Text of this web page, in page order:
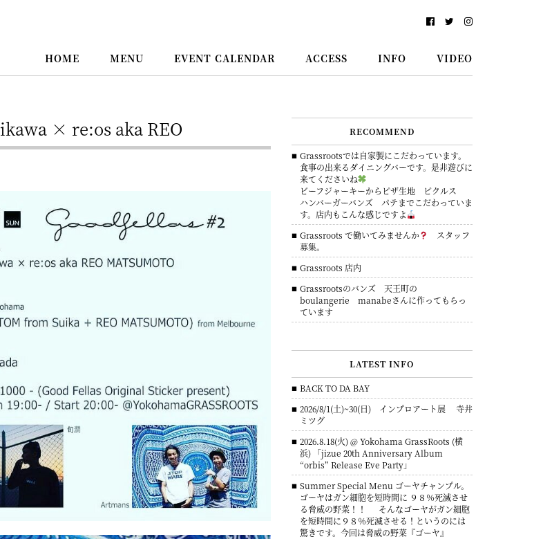
HOME MENU EVENT CALENDAR ACCESS INFO VIDEO
× re:os aka REO RECOMMEND
Grassrootsでは自家製にこだわっています。
食事の出来るダイニングバーです。是非遊びに
来てくださいね
ビーフジャーキーからピザ生地 ピクルス
ハンバーガーバンズ パテまでこだわっていま
す。店内もこんな感じですよ
Grassroots で働いてみませんか
スタッフ
募集。
Grassroots 店内
Grassrootsのバンズ 天王町の
boulangerie manabeさんに作ってもらっ
ています
LATEST INFO
BACK TO DA BAY
2026/8/1(土)~30(日) インプロアート展 寺井
ミツグ
2026.8.18(火) @ Yokohama GrassRoots (横
浜) 「jizue 20th Anniversary Album
“orbis” Release Eve Party」
Summer Special Menu ゴーヤチャンプル。
ゴーヤはガン細胞を短時間に ９８％死滅させ
る脅威の野菜！！ そんなゴーヤがガン細胞
を短時間に９８％死滅させる！というのには
驚きです。今回は脅威の野菜『ゴーヤ』